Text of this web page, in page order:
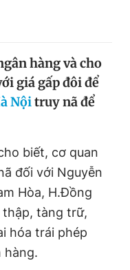
cần biết
hệ quảng cáo
hàng và cho
giá gấp đôi để
Nộitruy nã để
biết, cơ quan
đối với Nguyễn
Hòa, H.Đồng
tàng trữ,
hóa trái phép
hàng.